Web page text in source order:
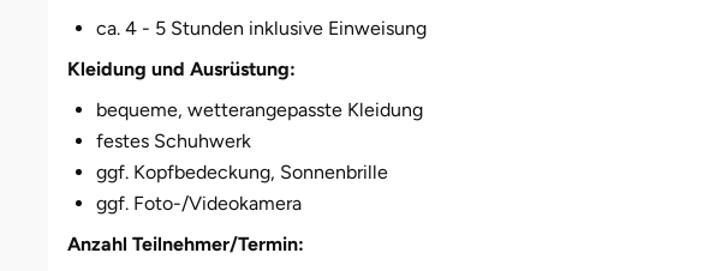
ca. 4 - 5 Stunden inklusive Einweisung
Kleidung und Ausrüstung:
bequeme, wetterangepasste Kleidung
festes Schuhwerk
ggf. Kopfbedeckung, Sonnenbrille
ggf. Foto-/Videokamera
Anzahl Teilnehmer/Termin: